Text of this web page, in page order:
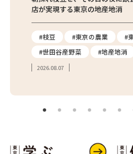
店が実現する東京の地産地消
#枝豆 #東京の農業
#
#世田谷産野菜
#地産地消
2026.08.07